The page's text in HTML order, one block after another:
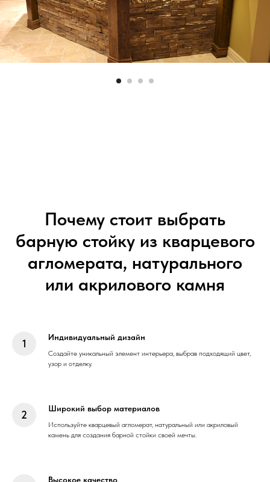
Почему стоит выбрать
барную стойку из кварцевого
агломерата, натурального
или акрилового камня
Индивидуальный дизайн
Создайте уникальный элемент интерьера, выбрав подходящий цвет,
узор и отделку.
Широкий выбор материалов
Используйте кварцевый агломерат, натуральный или акриловый
камень для создания барной стойки своей мечты.
Высокое качество